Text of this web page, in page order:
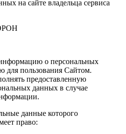
на сайте владельца сервиса
о персональных
для пользования Сайтом.
предоставленную
данных в случае
данные которого
право: